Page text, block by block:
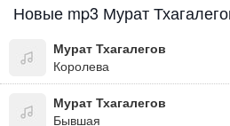
Новые mp3 Мурат
Мурат Тхагалегов
Королева
Мурат Тхагалегов
Бывшая